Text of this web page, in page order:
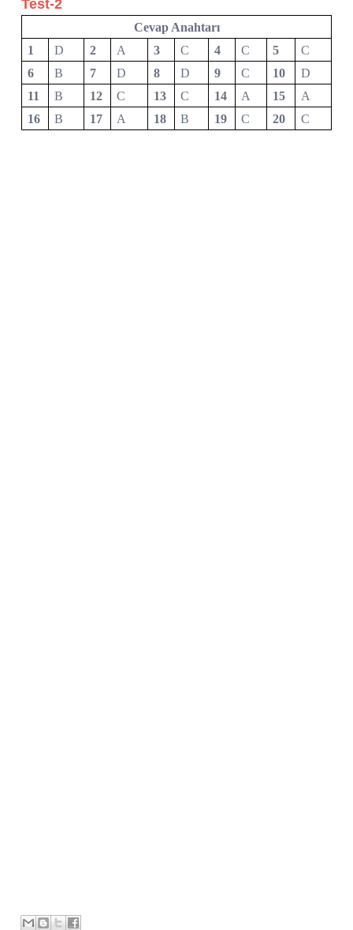
Test-2
Cevap Anahtarı
1
D 2 A 3 C 4 C 5
C
6
B 7 D 8 D 9 C 10
D
11
B 12 C 13 C 14 A 15
A
16
B 17 A 18 B 19 C 20 C